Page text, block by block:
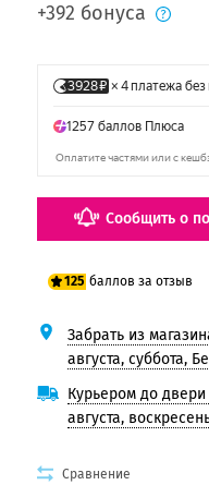
+392 бонуса
Сообщить о
125 баллов за отзыв
100 баллов
125 баллов
Забрать из
августа, суббота,
Курьером до двери
августа,
Сравнение